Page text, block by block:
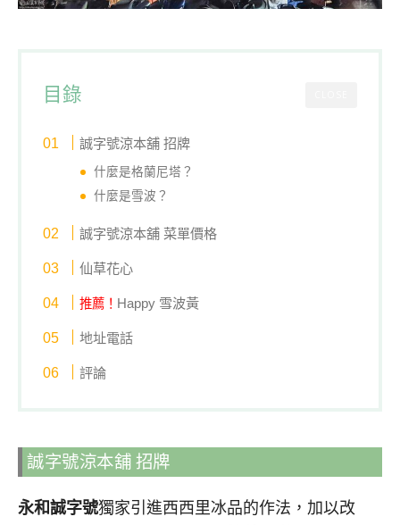
目錄
誠字號涼本舖 招牌
什麼是格蘭尼塔？
什麼是雪波？
誠字號涼本舖 菜單價格
仙草花心
推薦！ Happy 雪波黃
地址電話
評論
誠字號涼本舖 招牌
永和誠字號獨家引進西西里冰品的作法，加以改